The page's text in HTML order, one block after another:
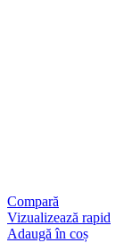
Compară
Vizualizează rapid
Adaugă în coș